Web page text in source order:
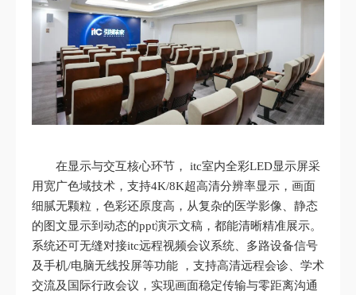
在显示与交互核心环节， itc室内全彩LED显示屏采
用宽广色域技术，支持4K/8K超高清分辨率显示，画面
细腻无颗粒，色彩还原度高，从复杂的医学影像、静态
的图文显示到动态的ppt演示文稿，都能清晰精准展示。
系统还可无缝对接itc远程视频会议系统、多路设备信号
及手机/电脑无线投屏等功能 ，支持高清远程会诊、学术
交流及国际行政会议，实现画面稳定传输与零距离沟通